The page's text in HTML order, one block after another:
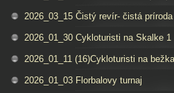
2026_03_15 Čistý revír- čistá
2026_01_30 Cykloturisti na Skalke 1
2026_01_11 (16)Cykloturisti na
2026_01_03 Florbalovy turnaj